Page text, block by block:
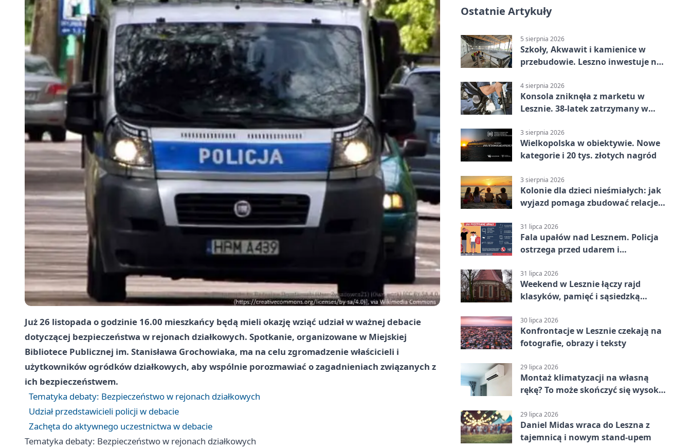
Już 26 listopada o godzinie 16.00 mieszkańcy będą mieli okazję wziąć udział w ważnej debacie
dotyczącej bezpieczeństwa w rejonach działkowych. Spotkanie, organizowane w Miejskiej
Bibliotece Publicznej im. Stanisława Grochowiaka, ma na celu zgromadzenie właścicieli i
użytkowników ogródków działkowych, aby wspólnie porozmawiać o zagadnieniach związanych z
ich bezpieczeństwem.
Tematyka debaty: Bezpieczeństwo w rejonach działkowych
Udział przedstawicieli policji w debacie
Zachęta do aktywnego uczestnictwa w debacie
Tematyka debaty: Bezpieczeństwo w rejonach działkowych
Ostatnie Artykuły
5 sierpnia 2026
Szkoły, Akwawit i kamienice w
przebudowie. Leszno inwestuje na
4 sierpnia 2026
Konsola zniknęła z marketu w
Lesznie. 38-latek zatrzymany w
3 sierpnia 2026
Wielkopolska w obiektywie. Nowe
kategorie i 20 tys. złotych nagród
3 sierpnia 2026
Kolonie dla dzieci nieśmiałych: jak
wyjazd pomaga zbudować relacje z
31 lipca 2026
Fala upałów nad Lesznem. Policja
ostrzega przed udarem i
31 lipca 2026
Weekend w Lesznie łączy rajd
klasyków, pamięć i sąsiedzką
30 lipca 2026
Konfrontacje w Lesznie czekają na
fotografie, obrazy i teksty
29 lipca 2026
Montaż klimatyzacji na własną
rękę? To może skończyć się wysoką
29 lipca 2026
Daniel Midas wraca do Leszna z
tajemnicą i nowym stand-upem